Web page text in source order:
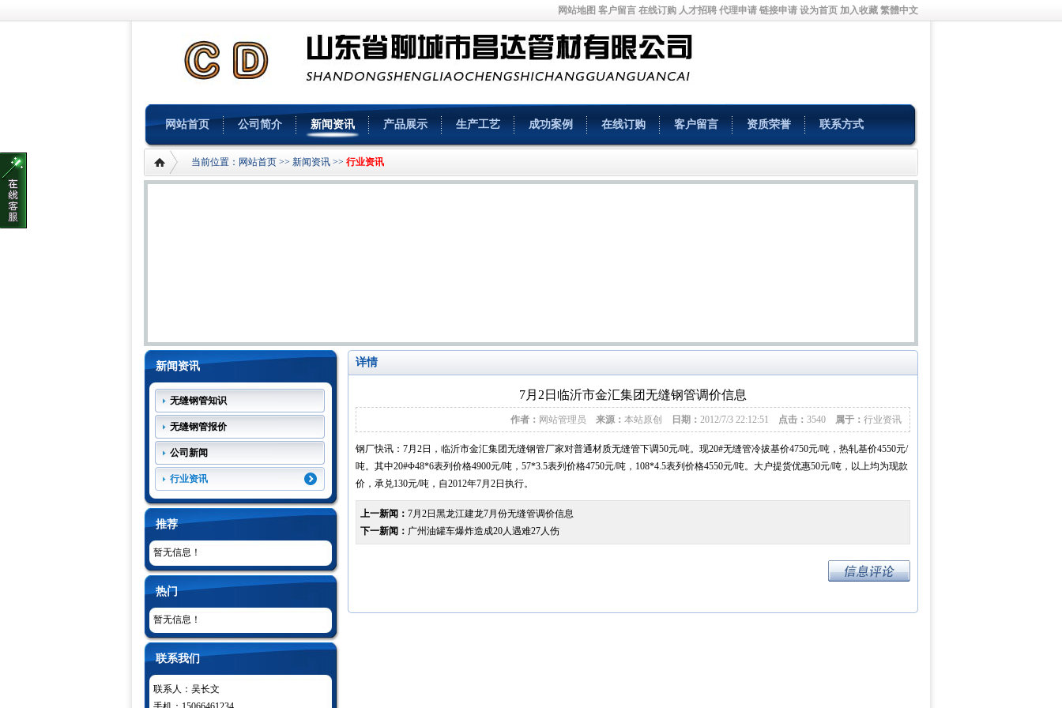
网站地图 客户留言 在线订购 人才招聘 代理申请 链接申请 设为首页 加入收藏 繁體中文
网站首页 公司简介 新闻资讯 产品展示 生产工艺 成功案例 在线订购 客户留言 资质荣誉 联系方式
当前位置： 网站首页 >> 新闻资讯 >> 行业资讯
新闻资讯
无缝钢管知识
无缝钢管报价
公司新闻
行业资讯
推荐
暂无信息！
热门
暂无信息！
联系我们
联系人：吴长文
详情
7月2日临沂市金汇集团无缝钢管调价信息
作者： 网站管理员 来源： 本站原创 日期： 2012/7/3 22:12:51 点击： 3540 属于： 行业资讯
钢厂快讯： 7月 2日，临沂市金汇集团无缝钢管厂家对普通材质无缝管下调50元/吨。 现20#无缝管冷拔基价4750元/吨，热轧基价4550元/
吨。 其中20#Φ48*6表列价格4900元/吨 ， 57*3.5表列价格4750元/吨， 108*4.5表列价格4550元/吨。 大户提货优惠50元/吨，以上均为现款
价，承兑130元/吨 ，自2012年7月 2日执行。
上一新闻： 7月2日黑龙江建龙7月份无缝管调价信息
下一新闻： 广州油罐车爆炸造成20人遇难27人伤